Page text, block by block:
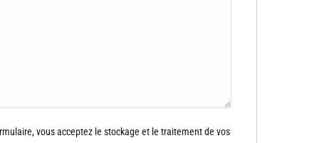
vous acceptez le stockage et le traitement de vos